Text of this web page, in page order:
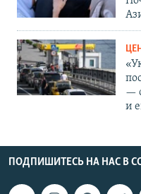
—
и
ПОДПИШИТЕСЬ НА НАС В